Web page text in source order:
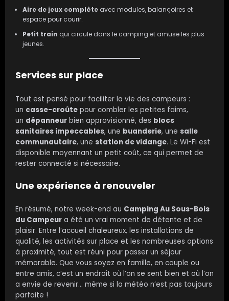
Aire de jeux complèteavec modules, balançoires et
espace pour courir.
Petit train qui circule dans le camping et amuse les plus
jeunes.
Services sur place
Tout est pensé pour faciliter la vie des campeurs :
un casse-croûte pour combler les petites faims,
un dépanneur bien approvisionné, des blocs
sanitaires impeccables, une buanderie, une salle
communautaire, une station de vidange. Le Wi-Fi est
disponible moyennant un petit coût, ce qui permet de
rester connecté si nécessaire.
Une expérience à renouveler
En résumé, notre week-end au Camping Au Sous-Bois
du Campeur a été un vrai moment de détente et de
plaisir. Entre l’accueil chaleureux, les installations de
qualité, les activités sur place et les nombreuses options
à proximité, tout est réuni pour passer un séjour
mémorable. Que vous soyez en famille, en couple ou
entre amis, c’est un endroit où l’on se sent bien et où l’on
a envie de revenir… même si la météo n’est pas toujours
parfaite !